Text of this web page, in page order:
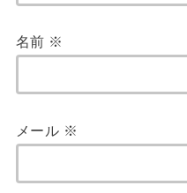
名前 ※
メール ※